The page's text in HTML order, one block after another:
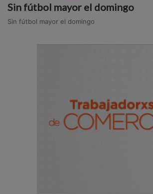
Sin fútbol mayor el domingo
Sin fútbol mayor el domingo